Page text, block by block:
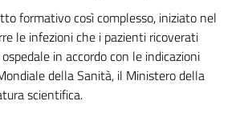
formativo così complesso, iniziato nel
le infezioni che i pazienti ricoverati
in accordo con le indicazioni
della Sanità, il Ministero della
scientifica.